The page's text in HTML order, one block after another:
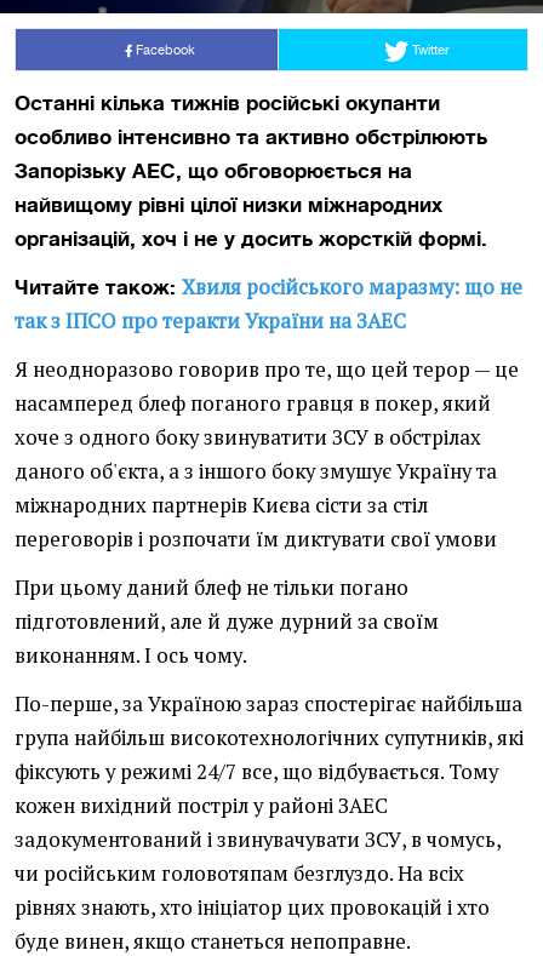
Facebook Twitter
Останні кілька тижнів російські окупанти
особливо інтенсивно та активно обстрілюють
Запорізьку АЕС, що обговорюється на
найвищому рівні цілої низки міжнародних
організацій, хоч і не у досить жорсткій формі.
Читайте також: Хвиля російського маразму: що не
так з ІПСО про теракти України на ЗАЕС
Я неодноразово говорив про те, що цей терор — це
насамперед блеф поганого гравця в покер, який
хоче з одного боку звинуватити ЗСУ в обстрілах
даного об'єкта, а з іншого боку змушує Україну та
міжнародних партнерів Києва сісти за стіл
переговорів і розпочати їм диктувати свої умови
При цьому даний блеф не тільки погано
підготовлений, але й дуже дурний за своїм
виконанням. І ось чому.
По-перше, за Україною зараз спостерігає найбільша
група найбільш високотехнологічних супутників, які
фіксують у режимі 24/7 все, що відбувається. Тому
кожен вихідний постріл у районі ЗАЕС
задокументований і звинувачувати ЗСУ, в чомусь,
чи російським головотяпам безглуздо. На всіх
рівнях знають, хто ініціатор цих провокацій і хто
буде винен, якщо станеться непоправне.